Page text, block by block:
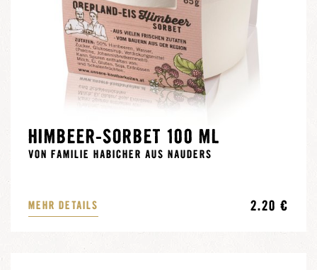
HIMBEER-SORBET 100 ML
VON FAMILIE HABICHER AUS NAUDERS
MEHR DETAILS 2.20 €